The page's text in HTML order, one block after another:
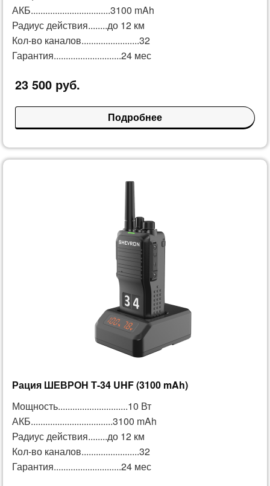
АКБ.................................3100 mAh
Радиус действия........до 12 км
Кол-во каналов........................32
Гарантия............................24 мес
23 500 руб.
Подробнее
Рация ШЕВРОН Т-34 UHF (3100 mAh)
Мощность.............................10 Вт
АКБ..................................3100 mAh
Радиус действия........до 12 км
Кол-во каналов........................32
Гарантия............................24 мес